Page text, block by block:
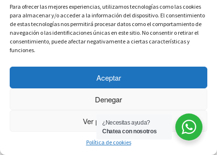
Para ofrecer las mejores experiencias, utilizamos tecnologías como las cookies
para almacenar y/o acceder a la información del dispositivo. El consentimiento
de estas tecnologías nos permitirá procesar datos como el comportamiento de
navegación o las identificaciones únicas en este sitio. No consentir o retirar el
consentimiento, puede afectar negativamente a ciertas características y
funciones.
Aceptar
Denegar
Ver preferencias
Política de cookies
Funciona con ·Diseñado con el
¿Necesitas ayuda?
Chatea con nosotros